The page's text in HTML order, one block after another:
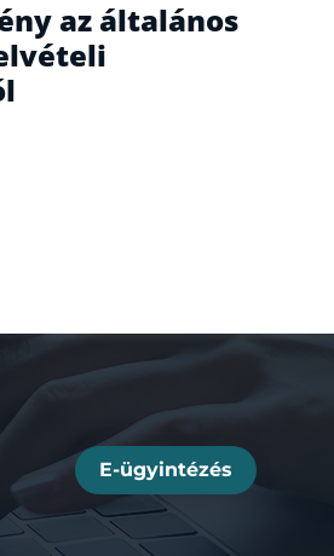
az általános
E-ügyintézés